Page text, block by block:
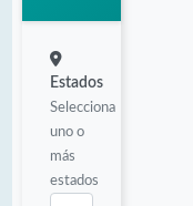
Estados
Selecciona
uno o
más
estados